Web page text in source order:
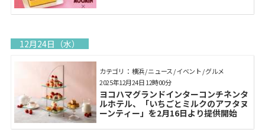
12月24日（水）
カテゴリ： 横浜 / ニュース / イベント / グルメ
ヨコハマグランドインターコンチネンタ
ルホテル、「いちごとミルクのアフタヌ
ーンティー」を2月16日より提供開始
2025年12月24日 12時00分